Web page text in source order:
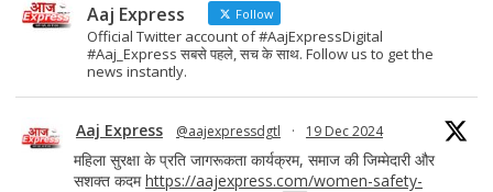
Aaj Express Follow
Official Twitter account of #AajExpressDigital
#Aaj_Express सबसे पहले, सच के साथ. Follow us to get the
news instantly.
Aaj Express @aajexpressdgtl · 19 Dec 2024
महिला सुरक्षा के प्रति जागरूकता कार्यक्रम, समाज की जिम्मेदारी और
सशक्त कदमhttps://aajexpress.com/women-safety-